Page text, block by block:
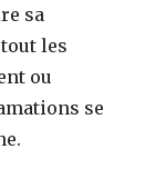
sa
les
ou
se